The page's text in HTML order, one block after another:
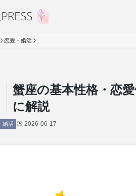
恋愛・婚活
蟹座の基本性格・恋
に解説
婚活 2026-06-17